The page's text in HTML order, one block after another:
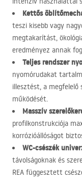
Kettős
teszi kisebb vagy
megtakarítást,
eredményez annak
Teljes rendszer
nyomórudakat
illesztést, a megfelelő
működését.
Masszív
profilkonstrukciója
korrózióállóságot
WC-csészék
távolságoknak és
REA függesztett